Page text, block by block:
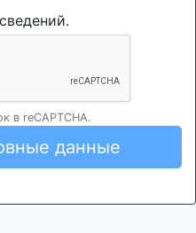
в reCAPTCHA.
данные